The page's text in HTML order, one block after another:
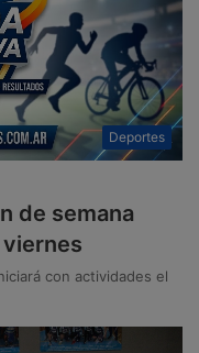
Deportes
de semana
con actividades el